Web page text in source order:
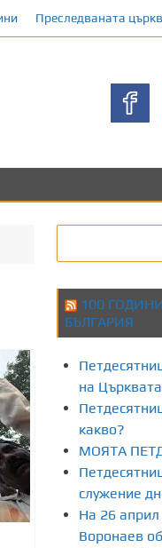
Преследваната
100
БЪЛГАРИЯ
на Църквата
какво?
МОЯТА
служение
На 26 април
Воронаев